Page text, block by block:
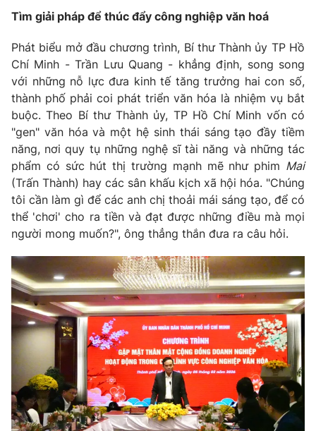
Thị trường
Tư vấn
Giao lưu trực tuyến
Lịch phát sóng
Chuyên mục khác
Emagazine Podcast
Photo Infographic
Video Shorts video
VTV Money VTV Thể thao
VTV Sức khoẻ Bất động sản
Thị trường 24h Tấm lòng Việt
VTV4 Vươn mình bằng AI
VTV9 VTV8
Tìm giải pháp để thúc đẩy công nghiệp văn hoá
Phát biểu mở đầu chương trình, Bí thư Thành ủy TP Hồ
Chí Minh - Trần Lưu Quang - khẳng định, song song
với những nỗ lực đưa kinh tế tăng trưởng hai con số,
thành phố phải coi phát triển văn hóa là nhiệm vụ bắt
buộc. Theo Bí thư Thành ủy, TP Hồ Chí Minh vốn có
"gen" văn hóa và một hệ sinh thái sáng tạo đầy tiềm
năng, nơi quy tụ những nghệ sĩ tài năng và những tác
phẩm có sức hút thị trường mạnh mẽ như phim Mai
(Trấn Thành) hay các sân khấu kịch xã hội hóa. "Chúng
tôi cần làm gì để các anh chị thoải mái sáng tạo, để có
thể 'chơi' cho ra tiền và đạt được những điều mà mọi
người mong muốn?", ông thẳng thắn đưa ra câu hỏi.